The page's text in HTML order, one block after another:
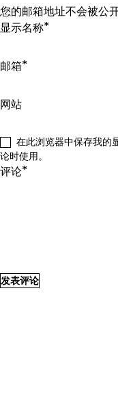
您的邮箱地址不会被公开
评论*
显示名称*
邮箱*
网站
在此浏览器中保存我的
论时使用。